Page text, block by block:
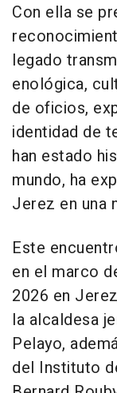
Con ella se
legado
enológica,
de oficios,
identidad de
han estado
mundo, ha
Jerez en una
Este
en el marco
2026 en
la alcaldesa
Pelayo,
del Instituto